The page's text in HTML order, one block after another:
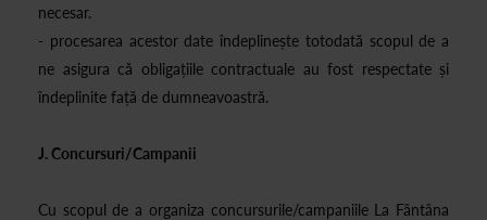
necesar.
- procesarea acestor date îndeplinește totodată scopul de a
ne asigura că obligațiile contractuale au fost respectate și
îndeplinite față de dumneavoastră.
J.Concursuri/Campanii
Cu scopul de a organiza concursurile/campaniile La Fântâna